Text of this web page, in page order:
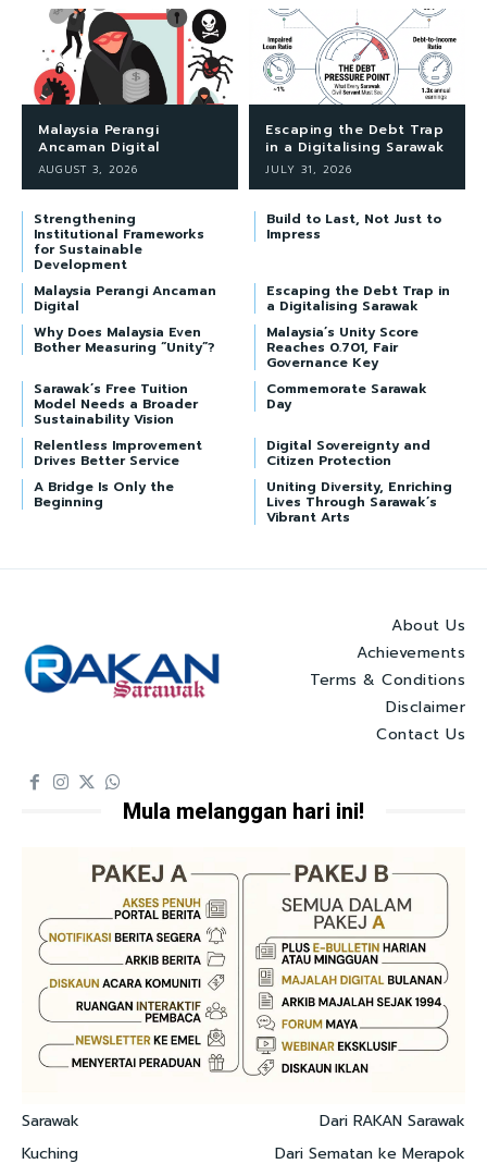
Malaysia Perangi
Ancaman Digital
AUGUST 3, 2026
Escaping the Debt Trap
in a Digitalising Sarawak
JULY 31, 2026
Strengthening
Institutional Frameworks
for Sustainable
Development
Build to Last, Not Just to
Impress
Malaysia Perangi Ancaman
Digital
Escaping the Debt Trap in
a Digitalising Sarawak
Why Does Malaysia Even
Bother Measuring “Unity”?
Malaysia’s Unity Score
Reaches 0.701, Fair
Governance Key
Sarawak’s Free Tuition
Model Needs a Broader
Sustainability Vision
Commemorate Sarawak
Day
Relentless Improvement
Drives Better Service
Digital Sovereignty and
Citizen Protection
A Bridge Is Only the
Beginning
Uniting Diversity, Enriching
Lives Through Sarawak’s
Vibrant Arts
About Us
Achievements
Terms & Conditions
Disclaimer
Contact Us
Mula melanggan hari ini!
Sarawak
Kuching
Dari RAKAN Sarawak
Dari Sematan ke Merapok